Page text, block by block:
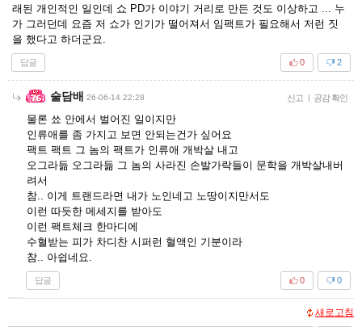
래된 개인적인 일인데 쇼 PD가 이야기 거리로 만든 것도 이상하고 ... 누
가 그러던데 요즘 저 쇼가 인기가 떨어져서 임팩트가 필요해서 저런 짓
을 했다고 하더군요.
답글 2
0
술담배 26-06-14 22:28 신고 | 공감 확인
물론 쑈 안에서 벌어진 일이지만
인류애를 좀 가지고 보면 안되는건가 싶어요
팩트 팩트 그 놈의 팩트가 인류애 개박살 내고
오그라듦 오그라듦 그 놈의 사라진 손발가락들이 문학을 개박살내버
려서
참.. 이게 트랜드라면 내가 노인네고 노땅이지만서도
이런 따듯한 메세지를 받아도
이런 팩트체크 한마디에
수혈받는 피가 차디찬 시퍼런 혈액인 기분이라
참.. 아쉽네요.
답글 0
0
새로고침